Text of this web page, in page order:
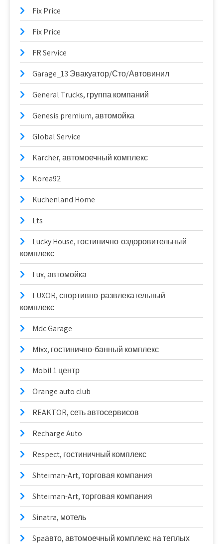
Fix Price
Fix Price
FR Service
Garage_13 Эвакуатор/Сто/Автовинил
General Trucks, группа компаний
Genesis premium, автомойка
Global Service
Karcher, автомоечный комплекс
Korea92
Kuchenland Home
Lts
Lucky House, гостинично-оздоровительный
комплекс
Lux, автомойка
LUXOR, спортивно-развлекательный
комплекс
Mdc Garage
Mixx, гостинично-банный комплекс
Mobil 1 центр
Orange auto club
REAKTOR, сеть автосервисов
Recharge Auto
Respect, гостиничный комплекс
Shteiman-Art, торговая компания
Shteiman-Art, торговая компания
Sinatra, мотель
Spaавто, автомоечный комплекс на теплых